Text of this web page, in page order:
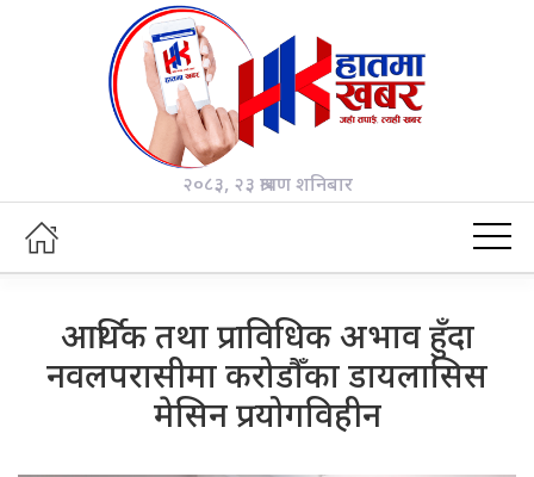
२०८३, २३ श्रावण शनिबार
आर्थिक तथा प्राविधिक अभाव हुँदा
नवलपरासीमा करोडौँका डायलासिस
मेसिन प्रयोगविहीन